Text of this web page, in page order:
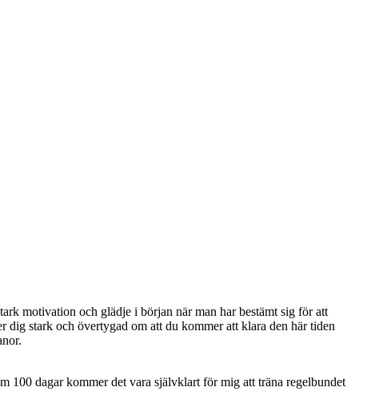
motivation och glädje i början när man har bestämt sig för att
dig stark och övertygad om att du kommer att klara den här tiden
100 dagar kommer det vara självklart för mig att träna regelbundet